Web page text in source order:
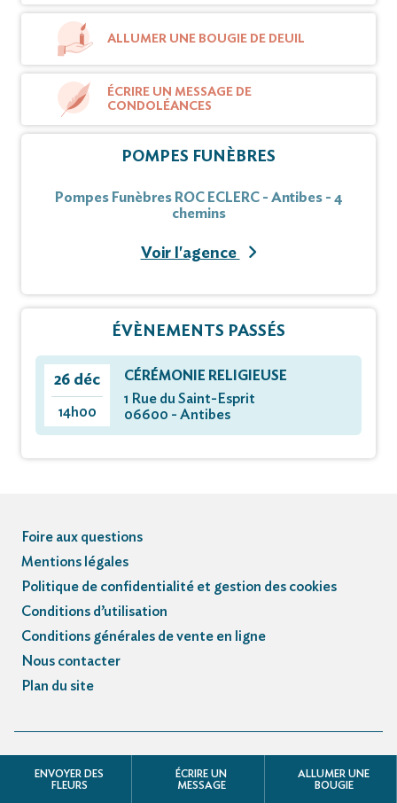
ALLUMER UNE BOUGIE DE DEUIL
ÉCRIRE UN MESSAGE DE
CONDOLÉANCES
POMPES FUNÈBRES
Pompes Funèbres ROC ECLERC - Antibes - 4
chemins
Voir l'agence
ÉVÈNEMENTS PASSÉS
26 déc
14h00
CÉRÉMONIE RELIGIEUSE
1 Rue du Saint-Esprit
06600 - Antibes
ENVOYER DES
FLEURS
ÉCRIRE UN
MESSAGE
ALLUMER UNE
BOUGIE
Foire aux questions
Mentions légales
Politique de confidentialité et gestion des cookies
Conditions d’utilisation
Conditions générales de vente en ligne
Nous contacter
Plan du site
© Registre des avis de décès et obsèques - 3.3.5